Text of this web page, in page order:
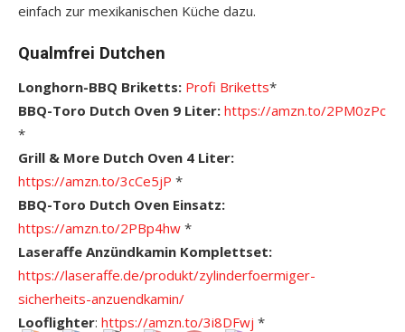
einfach zur mexikanischen Küche dazu.
Qualmfrei Dutchen
Longhorn-BBQ Briketts: Profi Briketts*
BBQ-Toro Dutch Oven 9 Liter: https://amzn.to/2PM0zPc
*
Grill & More Dutch Oven 4 Liter:
https://amzn.to/3cCe5jP *
BBQ-Toro Dutch Oven Einsatz:
https://amzn.to/2PBp4hw *
Laseraffe Anzündkamin Komplettset:
https://laseraffe.de/produkt/zylinderfoermiger-
sicherheits-anzuendkamin/
Looflighter: https://amzn.to/3i8DFwj *